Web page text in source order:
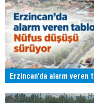
Erzincan'da alarm veren